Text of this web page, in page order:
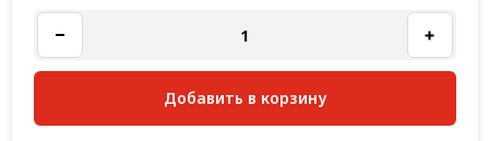
Добавить в корзину